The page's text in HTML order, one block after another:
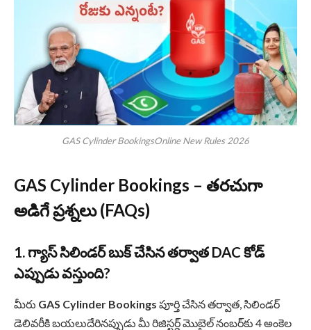
GAS Cylinder BookingsOnline New Rules 2026
GAS Cylinder Bookings – తరచుగా
అడిగే ప్రశ్నలు (FAQs)
1. గ్యాస్ సిలిండర్ బుక్ చేసిన తర్వాత DAC కోడ్
ఎప్పుడు వస్తుంది?
మీరు GAS Cylinder Bookings పూర్తి చేసిన తర్వాత, సిలిండర్
డెలివరీకి బయలుదేరినప్పుడు మీ రిజిస్టర్డ్ మొబైల్ నంబర్‌కు 4 అంకెల